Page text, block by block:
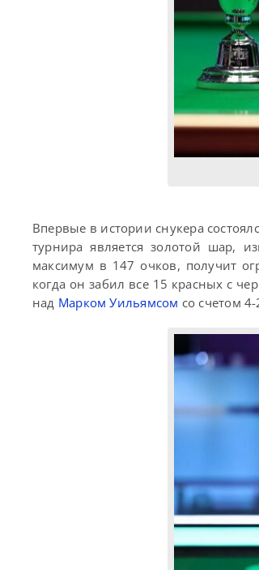
Впервые в истории снукера
турнира является золотой шар,
максимум в 147 очков, получит
когда он забил все 15 красных с
над Марком Уильямсом со счетом 4-